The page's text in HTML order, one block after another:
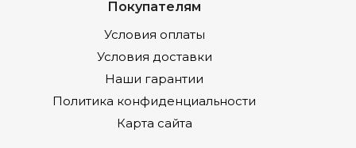
Покупателям
Условия оплаты
Условия доставки
Наши гарантии
Политика конфиденциальности
Карта сайта